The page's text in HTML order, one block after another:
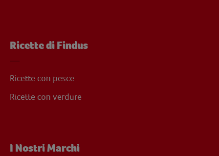
Ricette di Findus
Ricette con pesce
Ricette con verdure
I Nostri Marchi